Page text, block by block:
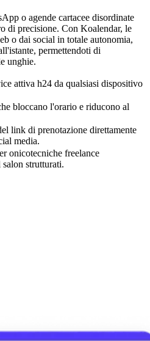
o agende cartacee disordinate
di precisione. Con Koalendar, le
o dai social in totale autonomia,
permettendoti di
unghie.
attiva h24 da qualsiasi dispositivo
bloccano l'orario e riducono al
link di prenotazione direttamente
media.
onicotecniche freelance
strutturati.